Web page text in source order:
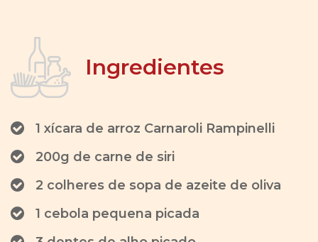
Ingredientes
1 xícara de arroz Carnaroli Rampinelli
200g de carne de siri
2 colheres de sopa de azeite de oliva
1 cebola pequena picada